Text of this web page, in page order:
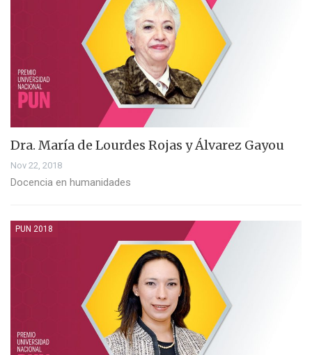
Dra. María de Lourdes Rojas y Álvarez Gayou
Nov 22, 2018
Docencia en humanidades
PUN 2018